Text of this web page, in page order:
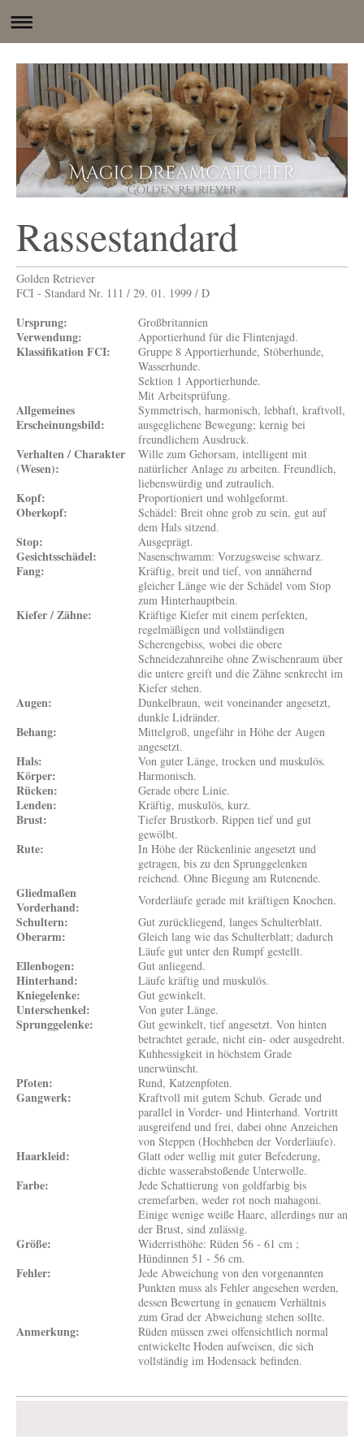
Rassestandard
Golden Retriever
FCI - Standard Nr. 111 / 29. 01. 1999 / D
Ursprung: Großbritannien
Verwendung: Apportierhund für die Flintenjagd.
Klassifikation FCI:
Gruppe 8 Apportierhunde, Stöberhunde,
Wasserhunde.
Sektion 1 Apportierhunde.
Mit Arbeitsprüfung.
Allgemeines
Erscheinungsbild:
Symmetrisch, harmonisch, lebhaft, kraftvoll,
ausgeglichene Bewegung; kernig bei
freundlichem Ausdruck.
Verhalten / Charakter
(Wesen):
Wille zum Gehorsam, intelligent mit
natürlicher Anlage zu arbeiten. Freundlich,
liebenswürdig und zutraulich.
Kopf: Proportioniert und wohlgeformt.
Oberkopf:
Schädel: Breit ohne grob zu sein, gut auf
dem Hals sitzend.
Stop: Ausgeprägt.
Gesichtsschädel: Nasenschwamm: Vorzugsweise schwarz.
Fang:
Kräftig, breit und tief, von annähernd
gleicher Länge wie der Schädel vom Stop
zum Hinterhauptbein.
Kiefer / Zähne:
Kräftige Kiefer mit einem perfekten,
regelmäßigen und vollständigen
Scherengebiss, wobei die obere
Schneidezahnreihe ohne Zwischenraum über
die untere greift und die Zähne senkrecht im
Kiefer stehen.
Augen:
Dunkelbraun, weit voneinander angesetzt,
dunkle Lidränder.
Behang:
Mittelgroß, ungefähr in Höhe der Augen
angesetzt.
Hals: Von guter Länge, trocken und muskulös.
Körper: Harmonisch.
Rücken: Gerade obere Linie.
Lenden: Kräftig, muskulös, kurz.
Brust:
Tiefer Brustkorb. Rippen tief und gut
gewölbt.
Rute:
In Höhe der Rückenlinie angesetzt und
getragen, bis zu den Sprunggelenken
reichend. Ohne Biegung am Rutenende.
Gliedmaßen
Vorderhand:
Vorderläufe gerade mit kräftigen Knochen.
Schultern: Gut zurückliegend, langes Schulterblatt.
Oberarm:
Gleich lang wie das Schulterblatt; dadurch
Läufe gut unter den Rumpf gestellt.
Ellenbogen: Gut anliegend.
Hinterhand: Läufe kräftig und muskulös.
Kniegelenke: Gut gewinkelt.
Unterschenkel: Von guter Länge.
Sprunggelenke:
Gut gewinkelt, tief angesetzt. Von hinten
betrachtet gerade, nicht ein- oder ausgedreht.
Kuhhessigkeit in höchstem Grade
unerwünscht.
Pfoten: Rund, Katzenpfoten.
Gangwerk:
Kraftvoll mit gutem Schub. Gerade und
parallel in Vorder- und Hinterhand. Vortritt
ausgreifend und frei, dabei ohne Anzeichen
von Steppen (Hochheben der Vorderläufe).
Haarkleid:
Glatt oder wellig mit guter Befederung,
dichte wasserabstoßende Unterwolle.
Farbe:
Jede Schattierung von goldfarbig bis
cremefarben, weder rot noch mahagoni.
Einige wenige weiße Haare, allerdings nur an
der Brust, sind zulässig.
Größe:
Widerristhöhe: Rüden 56 - 61 cm ;
Hündinnen 51 - 56 cm.
Fehler:
Jede Abweichung von den vorgenannten
Punkten muss als Fehler angesehen werden,
dessen Bewertung in genauem Verhältnis
zum Grad der Abweichung stehen sollte.
Anmerkung:
Rüden müssen zwei offensichtlich normal
entwickelte Hoden aufweisen, die sich
vollständig im Hodensack befinden.